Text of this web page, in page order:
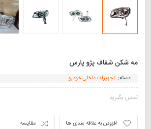
مه شکن شفاف پژو پارس
دسته: تجهیزات داخلی خودرو
تماس بگیرید
مقایسه
افزودن به علاقه مندی ها